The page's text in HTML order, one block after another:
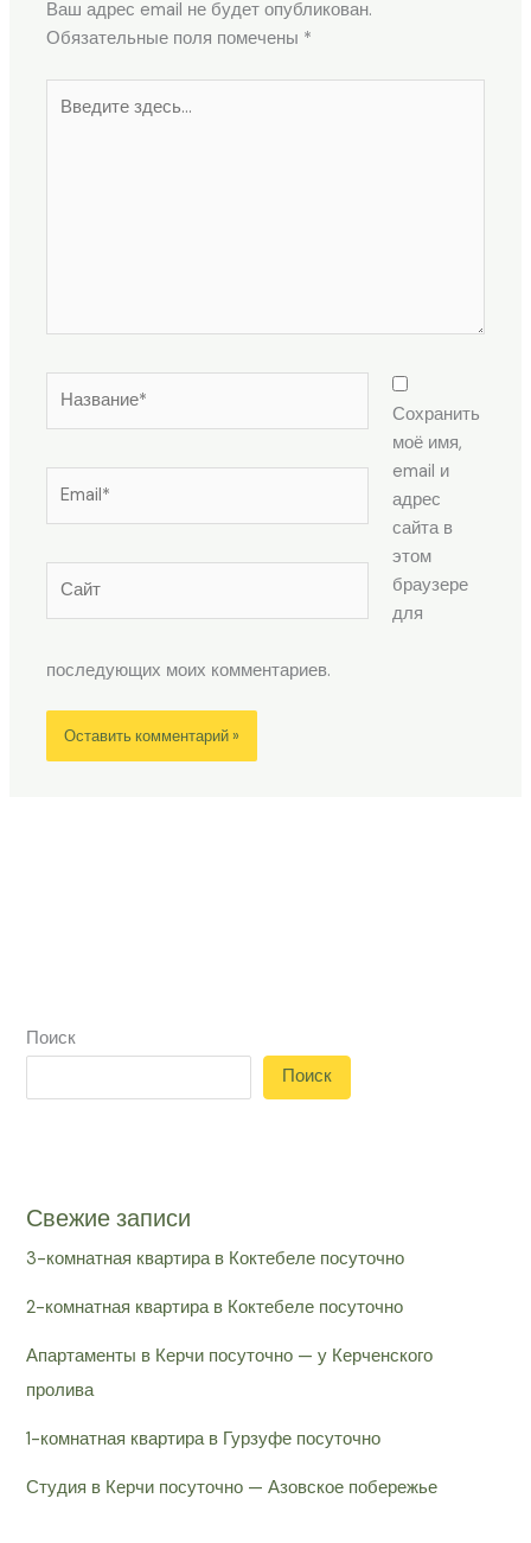
Ваш адрес email не будет опубликован.
Обязательные поля помечены *
здесь...
Сохранить
моё имя,
email и
адрес
сайта в
этом
браузере
для
последующих моих комментариев.
Поиск
Поиск
Свежие записи
3-комнатная квартира в Коктебеле посуточно
2-комнатная квартира в Коктебеле посуточно
Апартаменты в Керчи посуточно — у Керченского
пролива
1-комнатная квартира в Гурзуфе посуточно
Студия в Керчи посуточно — Азовское побережье